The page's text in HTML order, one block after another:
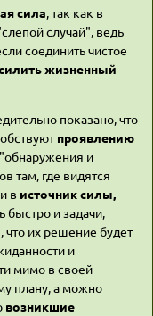
сила, так как в
случай", ведь
соединить чистое
жизненный
показано, что
проявлению
и
там, где видятся
в источниксилы,
быстро и задачи,
их решение будет
и
мимо в своей
плану, а можно
возникшие